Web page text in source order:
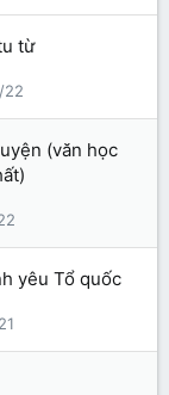
từ
22
(văn học
yêu Tổ quốc